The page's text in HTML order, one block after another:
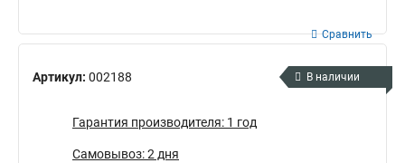
Артикул: 002188
Сравнить
В наличии
Гарантия производителя: 1 год
Самовывоз: 2 дня